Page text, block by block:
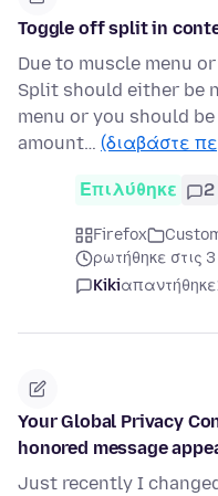
Toggle off split in
Due to muscle menu
Split should either be
menu or you should
amount… (διαβάστε
Επιλύθηκε 2
Firefox
ρωτήθηκε στις
Kikiαπαντήθηκε
Your Global Privacy
honored message
Just recently I